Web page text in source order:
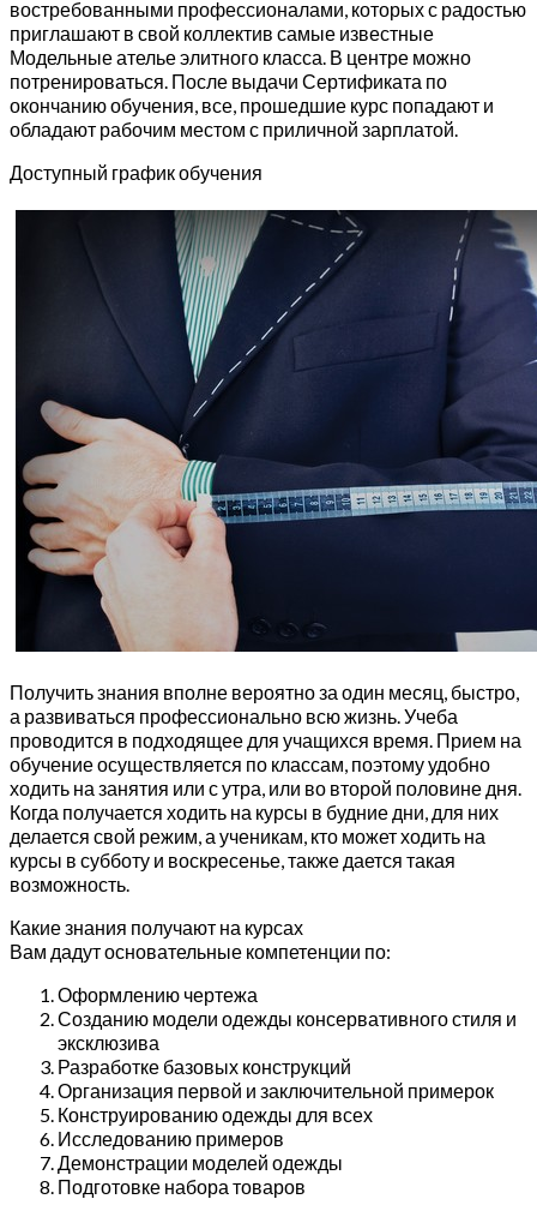
востребованными профессионалами, которых с радостью
приглашают в свой коллектив самые известные
Модельные ателье элитного класса. В центре можно
потренироваться. После выдачи Сертификата по
окончанию обучения, все, прошедшие курс попадают и
обладают рабочим местом с приличной зарплатой.
Доступный график обучения
Получить знания вполне вероятно за один месяц, быстро,
а развиваться профессионально всю жизнь. Учеба
проводится в подходящее для учащихся время. Прием на
обучение осуществляется по классам, поэтому удобно
ходить на занятия или с утра, или во второй половине дня.
Когда получается ходить на курсы в будние дни, для них
делается свой режим, а ученикам, кто может ходить на
курсы в субботу и воскресенье, также дается такая
возможность.
Какие знания получают на курсах
Вам дадут основательные компетенции по:
Оформлению чертежа
Созданию модели одежды консервативного стиля и
эксклюзива
Разработке базовых конструкций
Организация первой и заключительной примерок
Конструированию одежды для всех
Исследованию примеров
Демонстрации моделей одежды
Подготовке набора товаров